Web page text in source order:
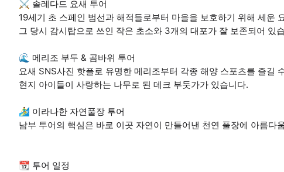
⚔️ 솔레다드 요새 투어
19세기 초 스페인 범선과 해적들로부터 마을을 보호하기 위해 세운
그 당시 감시탑으로 쓰인 작은 초소와 3개의 대포가 잘 보존되어 있
🌊 메리조 부두 & 곰바위 투어
요새 SNS사진 핫플로 유명한 메리조부터 각종 해양 스포츠를 즐길
현지 아이들이 사랑하는 나무로 된 데크 부둣가가 있습니다.
🏄‍♂️ 이라나한 자연풀장 투어
남부 투어의 핵심은 바로 이곳 자연이 만들어낸 천연 풀장에 아름다
📆 투어 일정